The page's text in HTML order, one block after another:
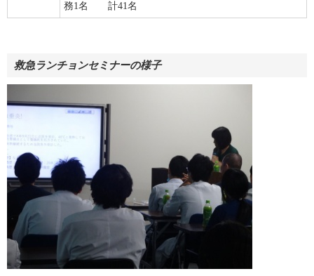
務1名 計41名
救急ランチョンセミナーの様子